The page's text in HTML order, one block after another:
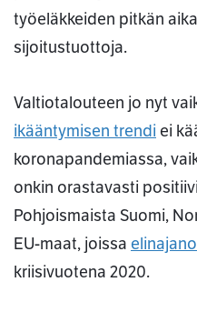
työeläkkeiden pitkän
sijoitustuottoja.
Valtiotalouteen jo nyt
ikääntymisen trendi ei
koronapandemiassa,
onkin orastavasti
Pohjoismaista Suomi,
EU-maat, joissa
kriisivuotena 2020.